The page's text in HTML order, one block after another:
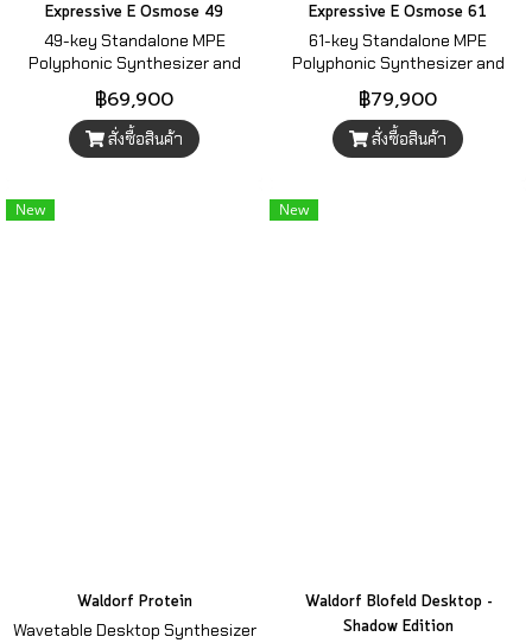
Expressive E Osmose 49
49-key Standalone MPE
Polyphonic Synthesizer and
MIDI Controller
฿69,900
สั่งซื้อสินค้า
Expressive E Osmose 61
61-key Standalone MPE
Polyphonic Synthesizer and
MIDI Controller
฿79,900
สั่งซื้อสินค้า
New
Waldorf Protein
Wavetable Desktop Synthesizer
New
Waldorf Blofeld Desktop -
Shadow Edition